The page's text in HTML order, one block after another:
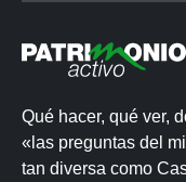
Qué hacer, qué ver,
«las preguntas del
tan diversa como